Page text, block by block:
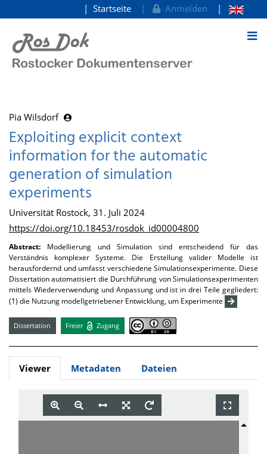
zum Inhalt
Startseite Anmelden
Pia Wilsdorf
Exploiting explicit context
information for the automatic
generation of simulation
experiments
Universität Rostock, 31. Juli 2024
https://doi.org/10.18453/rosdok_id00004800
Abstract: Modellierung und Simulation sind entscheidend für das
Verständnis komplexer Systeme. Die Erstellung valider Modelle ist
herausfordernd und umfasst verschiedene Simulationsexperimente. Diese
Dissertation automatisiert die Durchführung von Simulationsexperimenten
mittels Wiederverwendung und Anpassung und ist in drei Teile gegliedert:
(1) die Nutzung modellgetriebener Entwicklung, um Experimente
Dissertation Freier Zugang
Viewer Metadaten Dateien